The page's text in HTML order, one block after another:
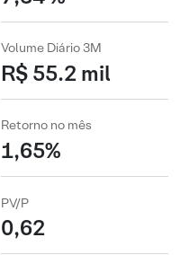
Volume Diário 3M
R$ 55.2 mil
Retorno no mês
1,65%
PV/P
0,62